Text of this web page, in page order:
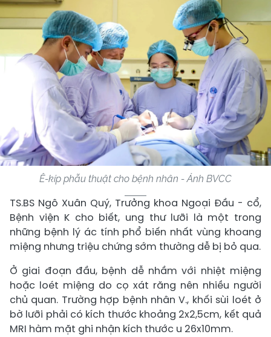
Ê-kíp phẫu thuật cho bệnh nhân - Ảnh BVCC
TS.BS Ngô Xuân Quý, Trưởng khoa Ngoại Đầu - cổ,
Bệnh viện K cho biết, ung thư lưỡi là một trong
những bệnh lý ác tính phổ biến nhất vùng khoang
miệng nhưng triệu chứng sớm thường dễ bị bỏ qua.
Ở giai đoạn đầu, bệnh dễ nhầm với nhiệt miệng
hoặc loét miệng do cọ xát răng nên nhiều người
chủ quan. Trường hợp bệnh nhân V., khối sùi loét ở
bờ lưỡi phải có kích thước khoảng 2x2,5cm, kết quả
MRI hàm mặt ghi nhận kích thước u 26x10mm.